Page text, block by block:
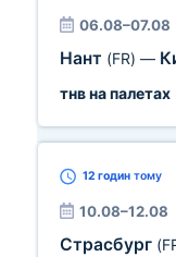
06.08–07.08
Нант (FR) —
тнв на палетах
12 годин тому
10.08–12.08
Страсбург